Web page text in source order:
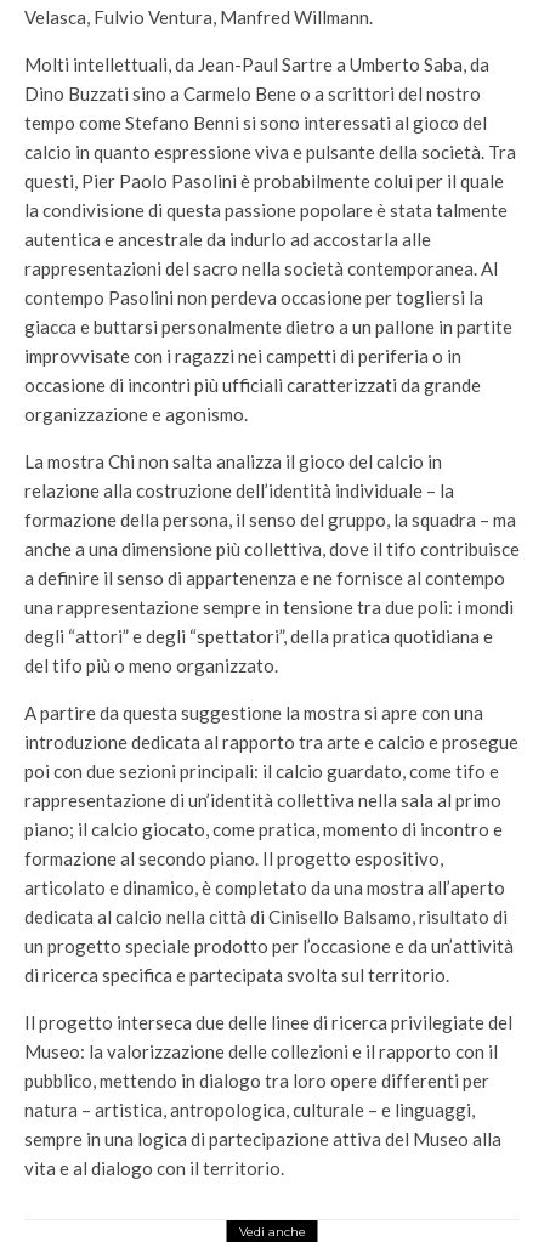
Velasca, Fulvio Ventura, Manfred Willmann.
Molti intellettuali, da Jean-Paul Sartre a Umberto Saba, da
Dino Buzzati sino a Carmelo Bene o a scrittori del nostro
tempo come Stefano Benni si sono interessati al gioco del
calcio in quanto espressione viva e pulsante della società. Tra
questi, Pier Paolo Pasolini è probabilmente colui per il quale
la condivisione di questa passione popolare è stata talmente
autentica e ancestrale da indurlo ad accostarla alle
rappresentazioni del sacro nella società contemporanea. Al
contempo Pasolini non perdeva occasione per togliersi la
giacca e buttarsi personalmente dietro a un pallone in partite
improvvisate con i ragazzi nei campetti di periferia o in
occasione di incontri più ufficiali caratterizzati da grande
organizzazione e agonismo.
La mostra Chi non salta analizza il gioco del calcio in
relazione alla costruzione dell’identità individuale – la
formazione della persona, il senso del gruppo, la squadra – ma
anche a una dimensione più collettiva, dove il tifo contribuisce
a definire il senso di appartenenza e ne fornisce al contempo
una rappresentazione sempre in tensione tra due poli: i mondi
degli “attori” e degli “spettatori”, della pratica quotidiana e
del tifo più o meno organizzato.
A partire da questa suggestione la mostra si apre con una
introduzione dedicata al rapporto tra arte e calcio e prosegue
poi con due sezioni principali: il calcio guardato, come tifo e
rappresentazione di un’identità collettiva nella sala al primo
piano; il calcio giocato, come pratica, momento di incontro e
formazione al secondo piano. Il progetto espositivo,
articolato e dinamico, è completato da una mostra all’aperto
dedicata al calcio nella città di Cinisello Balsamo, risultato di
un progetto speciale prodotto per l’occasione e da un’attività
di ricerca specifica e partecipata svolta sul territorio.
Il progetto interseca due delle linee di ricerca privilegiate del
Museo: la valorizzazione delle collezioni e il rapporto con il
pubblico, mettendo in dialogo tra loro opere differenti per
natura – artistica, antropologica, culturale – e linguaggi,
sempre in una logica di partecipazione attiva del Museo alla
vita e al dialogo con il territorio.
Vedi anche